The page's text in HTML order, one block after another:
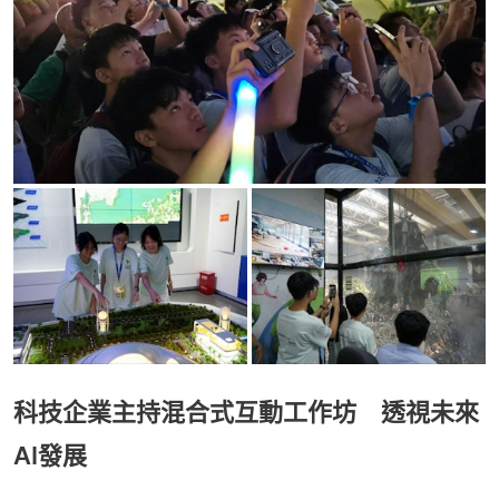
科技企業主持混合式互動工作坊 透視未來
AI發展